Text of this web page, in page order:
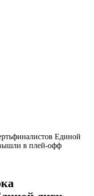
Единой
в плей-офф